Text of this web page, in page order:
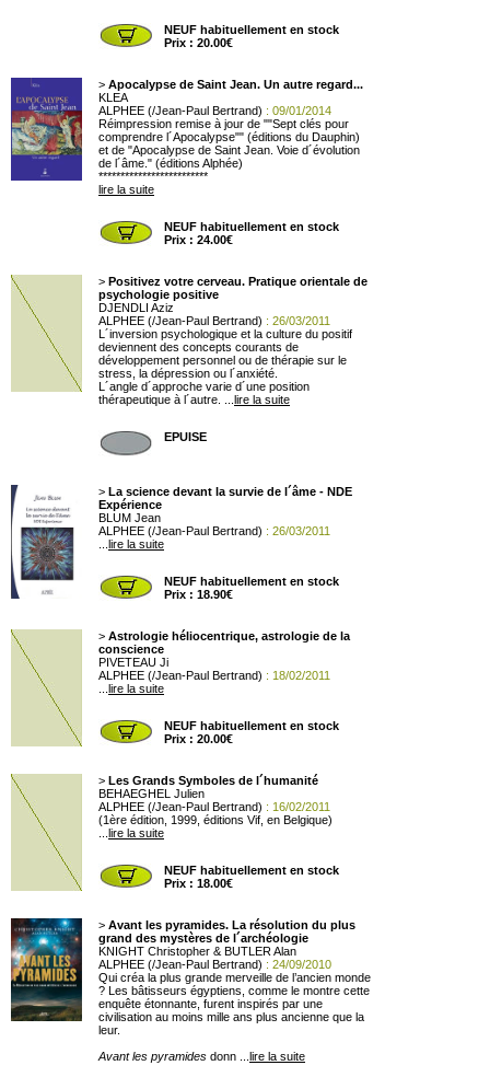
NEUF habituellement en stock
Prix : 20.00€
> Apocalypse de Saint Jean. Un autre regard...
KLEA
ALPHEE (/Jean-Paul Bertrand) : 09/01/2014
Réimpression remise à jour de ""Sept clés pour
comprendre l´Apocalypse"" (éditions du Dauphin)
et de "Apocalypse de Saint Jean. Voie d´évolution
de l´âme." (éditions Alphée)
*************************
lire la suite
NEUF habituellement en stock
Prix : 24.00€
> Positivez votre cerveau. Pratique orientale de
psychologie positive
DJENDLI Aziz
ALPHEE (/Jean-Paul Bertrand) : 26/03/2011
L´inversion psychologique et la culture du positif
deviennent des concepts courants de
développement personnel ou de thérapie sur le
stress, la dépression ou l´anxiété.
L´angle d´approche varie d´une position
thérapeutique à l´autre. ... lire la suite
EPUISE
> La science devant la survie de l´âme - NDE
Expérience
BLUM Jean
ALPHEE (/Jean-Paul Bertrand) : 26/03/2011
lire la suite
NEUF habituellement en stock
Prix : 18.90€
> Astrologie héliocentrique, astrologie de la
conscience
PIVETEAU Ji
ALPHEE (/Jean-Paul Bertrand) : 18/02/2011
lire la suite
NEUF habituellement en stock
Prix : 20.00€
> Les Grands Symboles de l´humanité
BEHAEGHEL Julien
ALPHEE (/Jean-Paul Bertrand) : 16/02/2011
(1ère édition, 1999, éditions Vif, en Belgique)
lire la suite
NEUF habituellement en stock
Prix : 18.00€
> Avant les pyramides. La résolution du plus
grand des mystères de l´archéologie
KNIGHT Christopher & BUTLER Alan
ALPHEE (/Jean-Paul Bertrand) : 24/09/2010
Qui créa la plus grande merveille de l’ancien monde
? Les bâtisseurs égyptiens, comme le montre cette
enquête étonnante, furent inspirés par une
civilisation au moins mille ans plus ancienne que la
leur.
Avant les pyramides donn ... lire la suite